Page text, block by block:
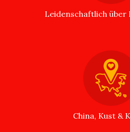
Leidenschaftlich über
China, Kust &